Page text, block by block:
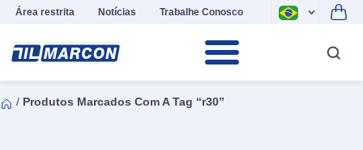
Área restrita Notícias Trabalhe Conosco
/ Produtos Marcados Com A Tag “r30”